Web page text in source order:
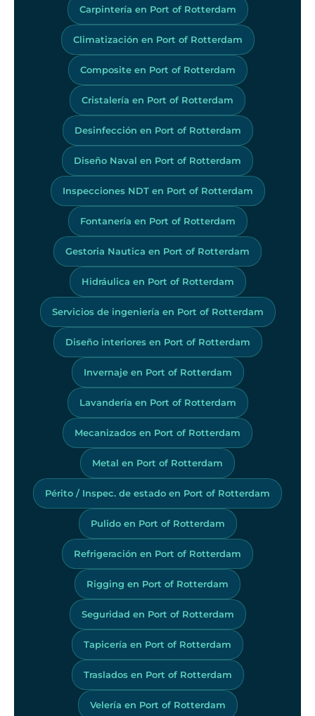
Carpintería en Port of Rotterdam
Climatización en Port of Rotterdam
Composite en Port of Rotterdam
Cristalería en Port of Rotterdam
Desinfección en Port of Rotterdam
Diseño Naval en Port of Rotterdam
Inspecciones NDT en Port of Rotterdam
Fontanería en Port of Rotterdam
Gestoria Nautica en Port of Rotterdam
Hidráulica en Port of Rotterdam
Servicios de ingeniería en Port of Rotterdam
Diseño interiores en Port of Rotterdam
Invernaje en Port of Rotterdam
Lavandería en Port of Rotterdam
Mecanizados en Port of Rotterdam
Metal en Port of Rotterdam
Périto / Inspec. de estado en Port of Rotterdam
Pulido en Port of Rotterdam
Refrigeración en Port of Rotterdam
Rigging en Port of Rotterdam
Seguridad en Port of Rotterdam
Tapicería en Port of Rotterdam
Traslados en Port of Rotterdam
Velería en Port of Rotterdam